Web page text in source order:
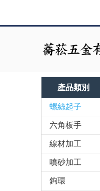
產品類別
螺絲起子
六角板手
線材加工
噴砂加工
鉤環